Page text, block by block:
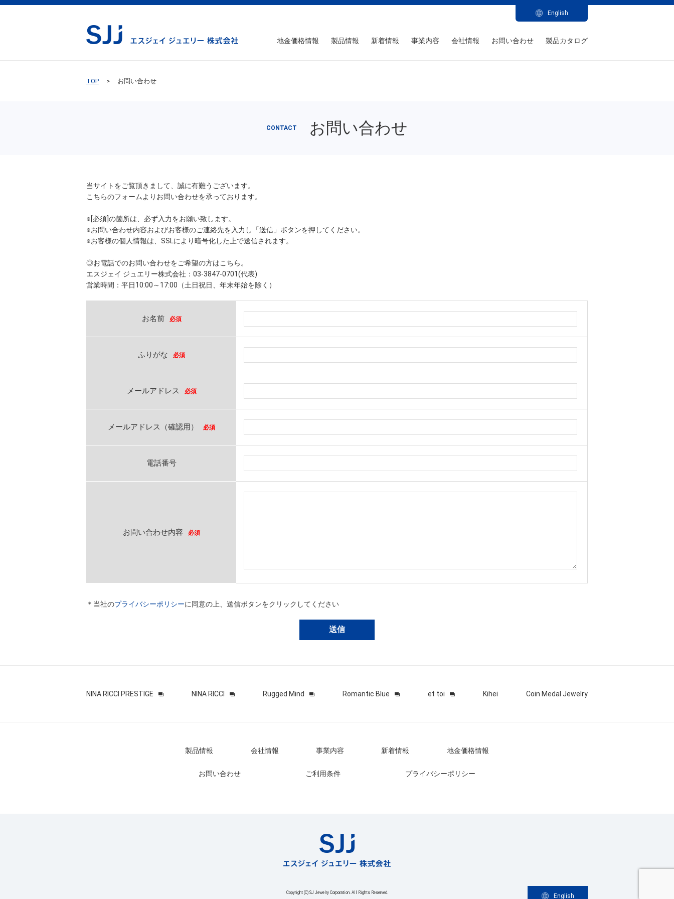
地金価格情報 製品情報 新着情報 事業内容 会社情報 お問い合わせ 製品カタログ
English
TOP お問い合わせ
CONTACT お問い合わせ
当サイトをご覧頂きまして、誠に有難うございます。
こちらのフォームよりお問い合わせを承っております。
※[必須]の箇所は、必ず入力をお願い致します。
※お問い合わせ内容およびお客様のご連絡先を入力し「送信」ボタンを押してください。
※お客様の個人情報は、SSLにより暗号化した上で送信されます。
◎お電話でのお問い合わせをご希望の方はこちら。
エスジェイ ジュエリー株式会社：03-3847-0701(代表)
営業時間：平日10:00～17:00（土日祝日、年末年始を除く）
お名前 必須
ふりがな 必須
メールアドレス 必須
メールアドレス（確認用） 必須
電話番号
お問い合わせ内容 必須
＊当社のプライバシーポリシーに同意の上、送信ボタンをクリックしてください
NINA RICCI PRESTIGE NINA RICCI Rugged Mind Romantic Blue et toi Kihei Coin Medal Jewelry
製品情報 会社情報 事業内容 新着情報 地金価格情報
お問い合わせ ご利用条件 プライバシーポリシー
Copyright (C) SJ Jewelry Corporation. All Rights Reserved. English